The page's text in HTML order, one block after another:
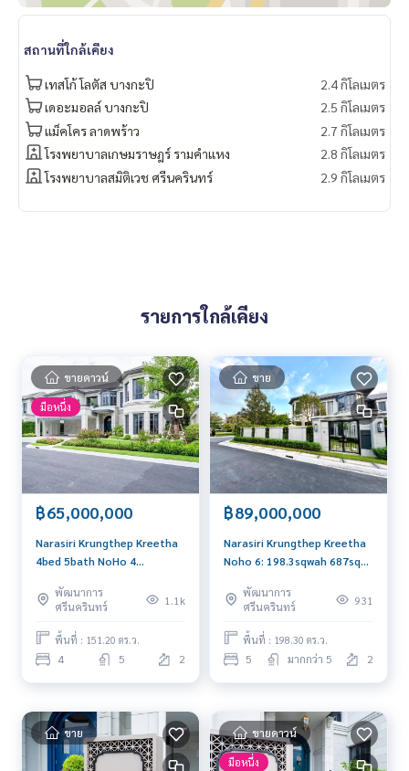
สถานที่ใกล้เคียง
เทสโก้ โลตัส บางกะปิ
2.4 กิโลเมตร
เดอะมอลล์ บางกะปิ
2.5 กิโลเมตร
แม็คโคร ลาดพร้าว
2.7 กิโลเมตร
โรงพยาบาลเกษมราษฎร์ รามคำแหง
2.8 กิโลเมตร
โรงพยาบาลสมิติเวช ศรีนครินทร์
2.9 กิโลเมตร
รายการใกล้เคียง
ขายดาวน์
มือหนึ่ง
฿65,000,000
Narasiri Krungthep Kreetha
4bed 5bath NoHo 4
Am: 0656199198
พัฒนาการ
ศรีนครินทร์
1.1k
พื้นที่ : 151.20 ตร.ว.
4 5 2
ขาย
฿89,000,000
Narasiri Krungthep Kreetha
Noho 6: 198.3sqwah 687sqm.
0656199198
พัฒนาการ
ศรีนครินทร์
931
พื้นที่ : 198.30 ตร.ว.
5 มากกว่า 5 2
ขาย ขายดาวน์
มือหนึ่ง